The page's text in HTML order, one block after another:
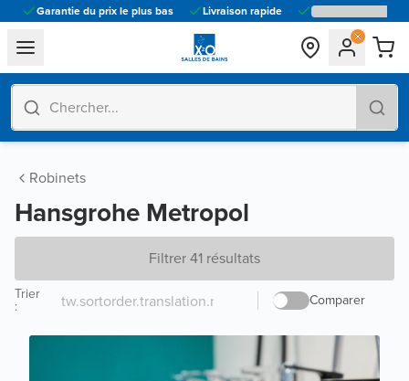
Garantie du prix le plus bas Livraison rapide
general.navigation.toggle_menu.label
Robinets
Hansgrohe Metropol
Filtrer 41 résultats
Comparer
Trier
: